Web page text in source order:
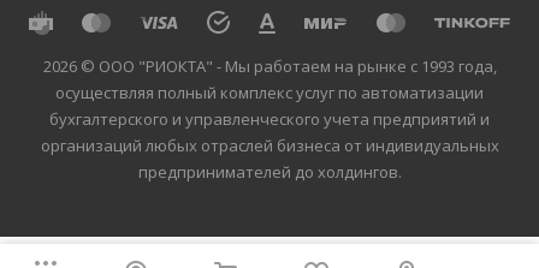
2026 © ООО "РИОКТА" - Мы работаем на рынке с 1993 года,
осуществляя полный комплекс услуг по автоматизации
бухгалтерского и управленческого учета предприятий и
организаций любых отраслей бизнеса от индивидуальных
предпринимателей до холдингов.